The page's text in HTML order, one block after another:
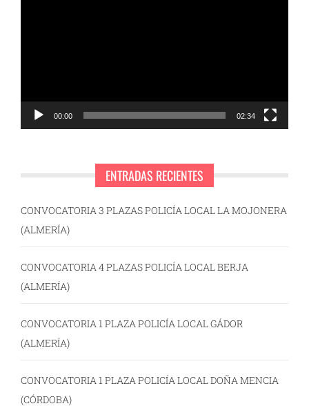
00:00 02:34
ENTRADAS RECIENTES
CONVOCATORIA 3 PLAZAS POLICÍA LOCAL LA MOJONERA
(ALMERÍA)
CONVOCATORIA 4 PLAZAS POLICÍA LOCAL BERJA
(ALMERÍA)
CONVOCATORIA 1 PLAZA POLICÍA LOCAL GÁDOR
(ALMERÍA)
CONVOCATORIA 1 PLAZA POLICÍA LOCAL DOÑA MENCIA
(CÓRDOBA)